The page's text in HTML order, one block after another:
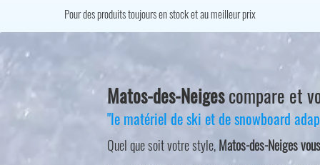
Pour des produits toujours en stock et au meilleur prix
Matos-des-Neigescompare et
"le matériel de ski et de snowboard
Quel que soit votre style,Matos-des-Neiges